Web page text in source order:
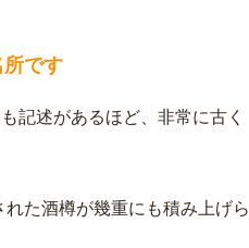
です
記述があるほど、非常に古く
た酒樽が幾重にも積み上げら